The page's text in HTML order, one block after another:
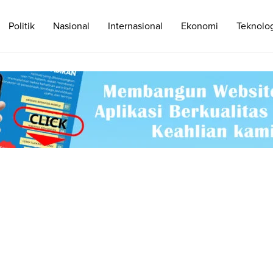
Politik Nasional Internasional Ekonomi